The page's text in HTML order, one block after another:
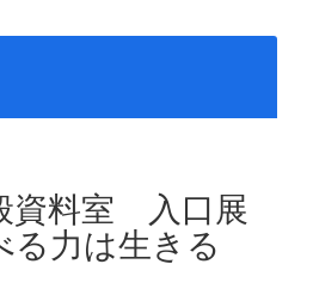
資料室 入口展
力は生きる